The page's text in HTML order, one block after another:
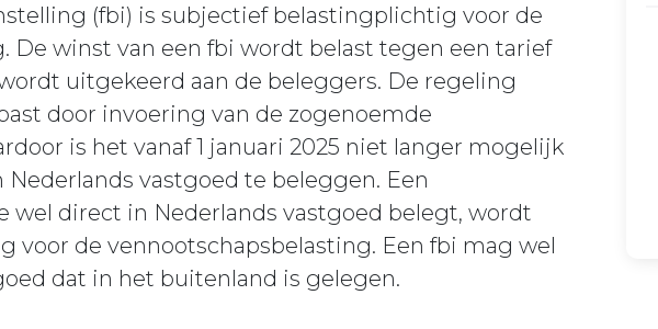
(fbi) is subjectief belastingplichtig voor de
De winst van een fbi wordt belast tegen een tarief
uitgekeerd aan de beleggers. De regeling
door invoering van de zogenoemde
is het vanaf 1 januari 2025 niet langer mogelijk
vastgoed te beleggen. Een
wel direct in Nederlands vastgoed belegt, wordt
voor de vennootschapsbelasting. Een fbi mag wel
dat in het buitenland is gelegen.